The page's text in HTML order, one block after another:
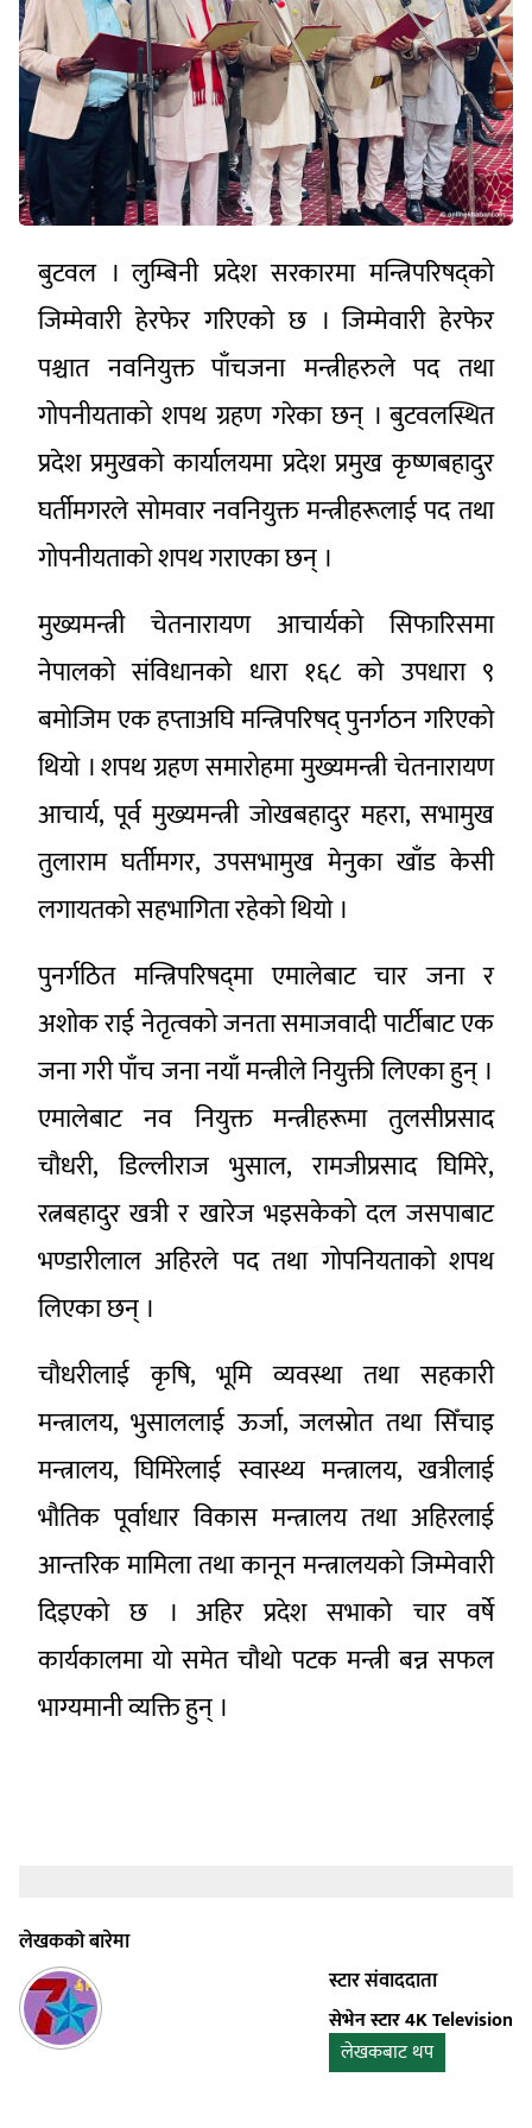
बुटवल । लुम्बिनी प्रदेश सरकारमा मन्त्रिपरिषद्को
जिम्मेवारी हेरफेर गरिएको छ । जिम्मेवारी हेरफेर
पश्चात नवनियुक्त पाँचजना मन्त्रीहरुले पद तथा
गोपनीयताको शपथ ग्रहण गरेका छन् । बुटवलस्थित
प्रदेश प्रमुखको कार्यालयमा प्रदेश प्रमुख कृष्णबहादुर
घर्तीमगरले सोमवार नवनियुक्त मन्त्रीहरूलाई पद तथा
गोपनीयताको शपथ गराएका छन् ।
मुख्यमन्त्री चेतनारायण आचार्यको सिफारिसमा
नेपालको संविधानको धारा १६८ को उपधारा ९
बमोजिम एक हप्ताअघि मन्त्रिपरिषद् पुनर्गठन गरिएको
थियो । शपथ ग्रहण समारोहमा मुख्यमन्त्री चेतनारायण
आचार्य, पूर्व मुख्यमन्त्री जोखबहादुर महरा, सभामुख
तुलाराम घर्तीमगर, उपसभामुख मेनुका खाँड केसी
लगायतको सहभागिता रहेको थियो ।
पुनर्गठित मन्त्रिपरिषद्‍मा एमालेबाट चार जना र
अशोक राई नेतृत्वको जनता समाजवादी पार्टीबाट एक
जना गरी पाँच जना नयाँ मन्त्रीले नियुक्ती लिएका हुन् ।
एमालेबाट नव नियुक्त मन्त्रीहरूमा तुलसीप्रसाद
चौधरी, डिल्लीराज भुसाल, रामजीप्रसाद घिमिरे,
रत्नबहादुर खत्री र खारेज भइसकेको दल जसपाबाट
भण्डारीलाल अहिरले पद तथा गोपनियताको शपथ
लिएका छन् ।
चौधरीलाई कृषि, भूमि व्यवस्था तथा सहकारी
मन्त्रालय, भुसाललाई ऊर्जा, जलस्रोत तथा सिँचाइ
मन्त्रालय, घिमिरेलाई स्वास्थ्य मन्त्रालय, खत्रीलाई
भौतिक पूर्वाधार विकास मन्त्रालय तथा अहिरलाई
आन्तरिक मामिला तथा कानून मन्त्रालयको जिम्मेवारी
दिइएको छ । अहिर प्रदेश सभाको चार वर्षे
कार्यकालमा यो समेत चौथो पटक मन्त्री बन्न सफल
भाग्यमानी व्यक्ति हुन् ।
लेखकको बारेमा
स्टार संवाददाता
सेभेन स्टार 4K Television
लेखकबाट थप